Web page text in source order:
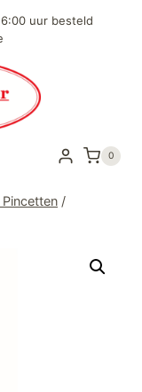
uur besteld
0
/